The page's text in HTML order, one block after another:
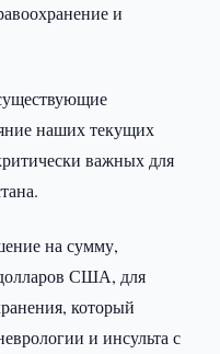
и
наших текущих
важных для
на сумму,
США, для
который
и инсульта с